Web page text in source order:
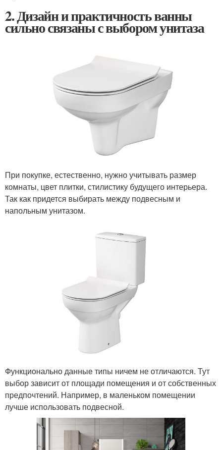
2. Дизайн и практичность ванны
сильно связаны с выбором унитаза
При покупке, естественно, нужно учитывать размер
комнаты, цвет плитки, стилистику будущего интерьера.
Так как придется выбирать между подвесным и
напольным унитазом.
Функционально данные типы ничем не отличаются. Тут
выбор зависит от площади помещения и от собственных
предпочтений. Например, в маленьком помещении
лучше использовать подвесной.